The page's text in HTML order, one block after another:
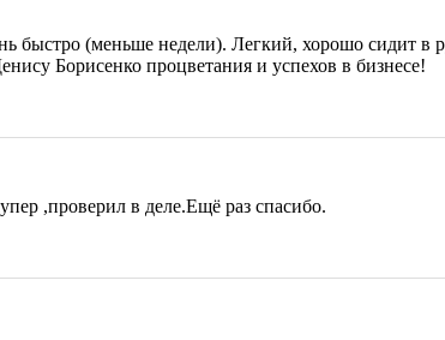
быстро (меньше недели). Легкий, хорошо сидит
Борисенко процветания и успехов в бизнесе!
,проверил в деле.Ещё раз спасибо.